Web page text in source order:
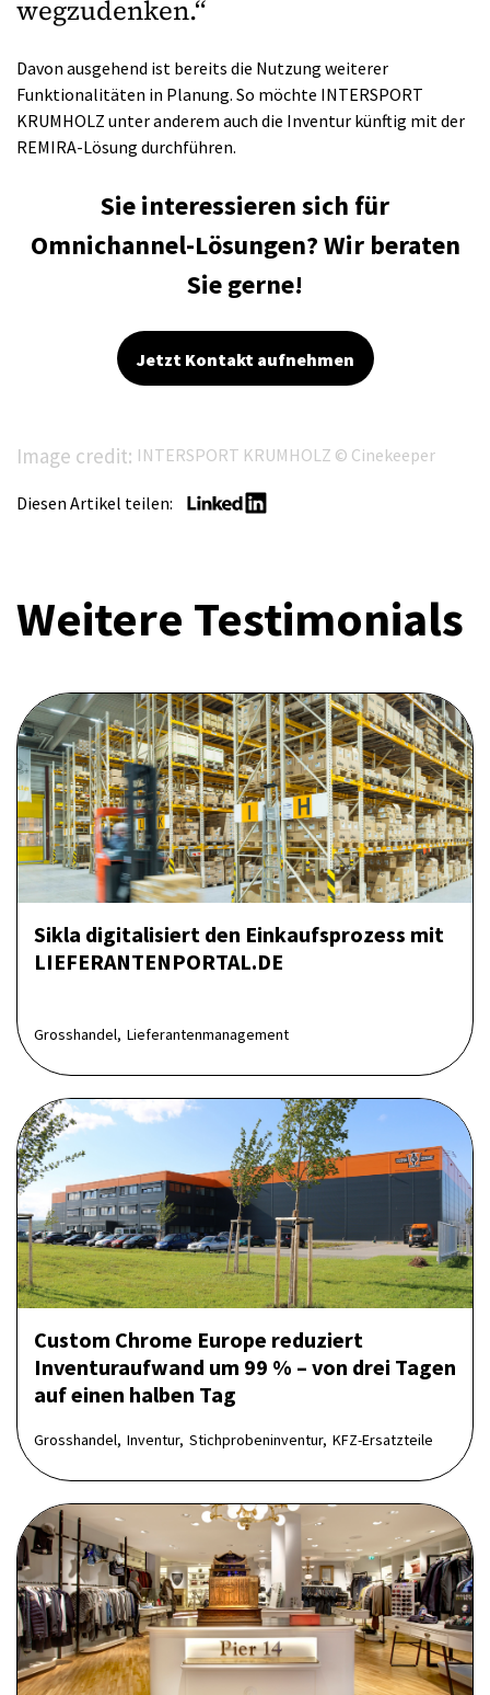
wegzudenken.“
Davon ausgehend ist bereits die Nutzung weiterer
Funktionalitäten in Planung. So möchte INTERSPORT
KRUMHOLZ unter anderem auch die Inventur künftig mit der
REMIRA-Lösung durchführen.
Sie interessieren sich für
Omnichannel-Lösungen? Wir beraten
Sie gerne!
Jetzt Kontakt aufnehmen
Image credit: INTERSPORT KRUMHOLZ © Cinekeeper
Diesen Artikel teilen:
Weitere Testimonials
Sikla digitalisiert den Einkaufsprozess mit
LIEFERANTENPORTAL.DE
Grosshandel, Lieferantenmanagement
Custom Chrome Europe reduziert
Inventuraufwand um 99 % – von drei Tagen
auf einen halben Tag
Grosshandel, Inventur, Stichprobeninventur, KFZ-Ersatzteile